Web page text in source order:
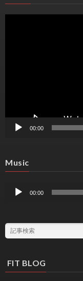
動
00:00
Music
ー
00:00
FIT BLOG